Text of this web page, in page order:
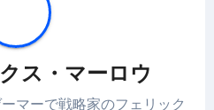
ス・マーロウ
マーで戦略家のフェリック